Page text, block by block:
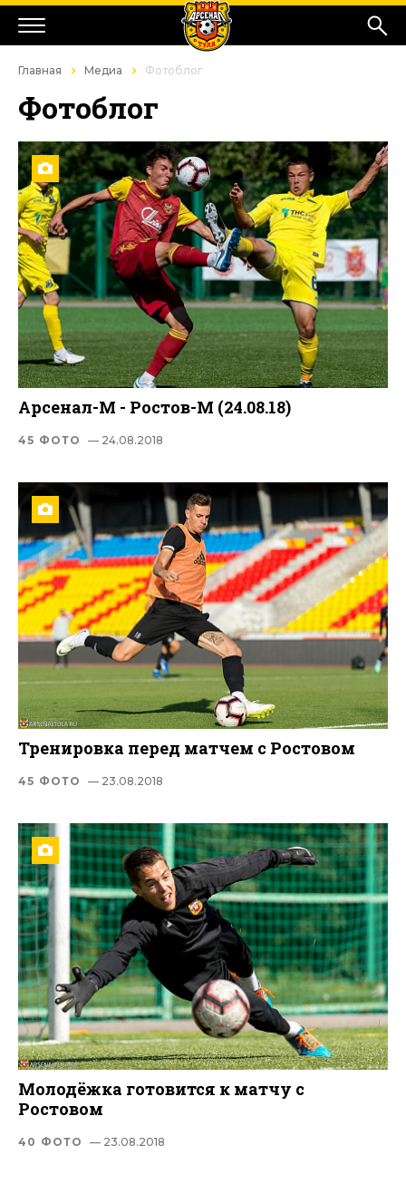
Главная Медиа Фотоблог
Фотоблог
Арсенал-М - Ростов-М (24.08.18)
45 ФОТО — 24.08.2018
Тренировка перед матчем с Ростовом
45 ФОТО — 23.08.2018
Молодёжка готовится к матчу с
Ростовом
40 ФОТО — 23.08.2018